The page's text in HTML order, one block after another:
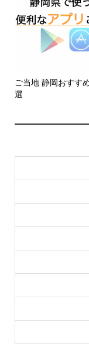
ご当地 静岡おすす
選